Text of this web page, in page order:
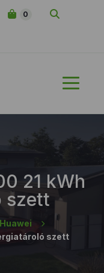
0
21 kWh
szett
Huawei
szett